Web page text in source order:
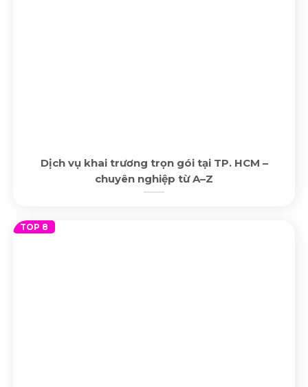
Dịch vụ khai trương trọn gói tại TP. HCM –
chuyên nghiệp từ A–Z